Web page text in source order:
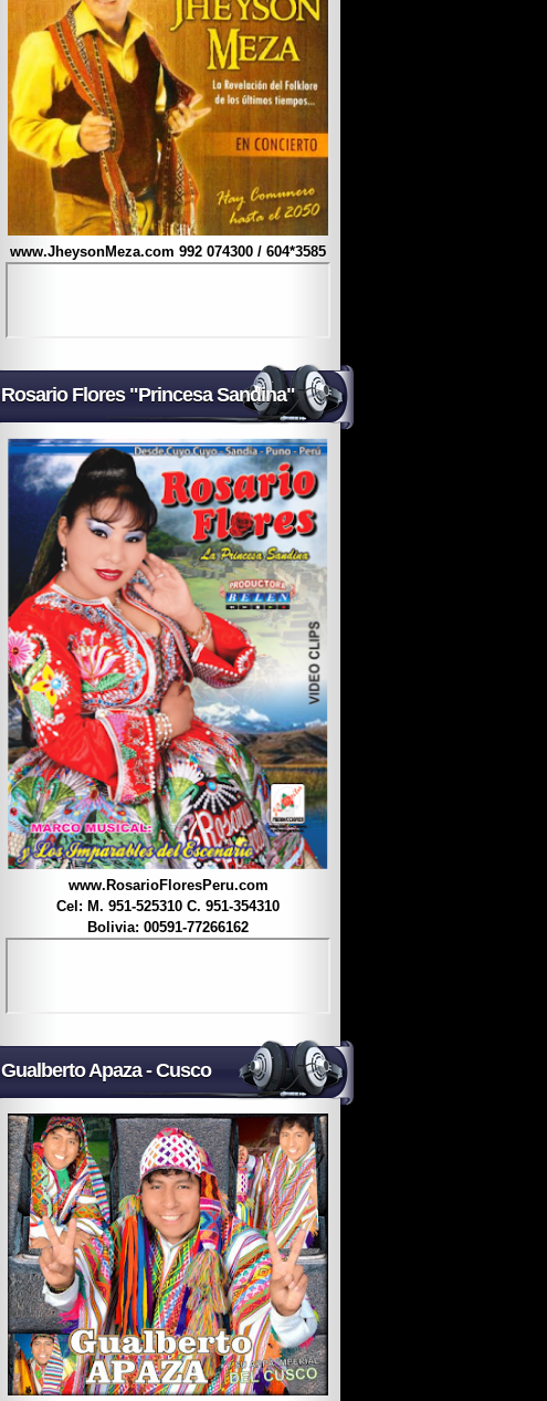
www.JheysonMeza.com 992 074300 / 604*3585
Rosario Flores "Princesa Sandina"
www.RosarioFloresPeru.com
Cel: M. 951-525310 C. 951-354310
Bolivia: 00591-77266162
Gualberto Apaza - Cusco